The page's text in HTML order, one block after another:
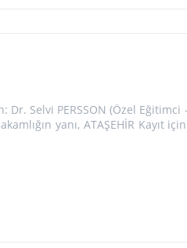
Selvi PERSSON (Özel Eğitimci
yanı, ATAŞEHİR Kayıt için: